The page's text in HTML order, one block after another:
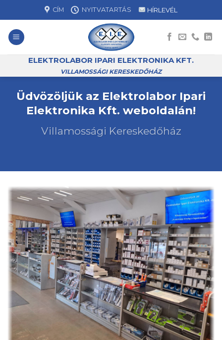
to
content
CÍM NYITVATARTÁS HÍRLEVÉL
ELEKTROLABOR IPARI ELEKTRONIKA KFT.
VILLAMOSSÁGI KERESKEDŐHÁZ
Üdvözöljük az Elektrolabor Ipari
Elektronika Kft. weboldalán!
Villamossági Kereskedőház